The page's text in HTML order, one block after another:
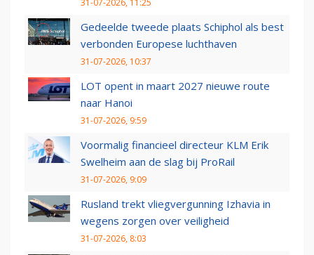
31-07-2026, 11:25
Gedeelde tweede plaats Schiphol als best
verbonden Europese luchthaven
31-07-2026, 10:37
LOT opent in maart 2027 nieuwe route
naar Hanoi
31-07-2026, 9:59
Voormalig financieel directeur KLM Erik
Swelheim aan de slag bij ProRail
31-07-2026, 9:09
Rusland trekt vliegvergunning Izhavia in
wegens zorgen over veiligheid
31-07-2026, 8:03